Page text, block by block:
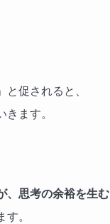
促されると、
ます。
、思考の余裕を生む
。